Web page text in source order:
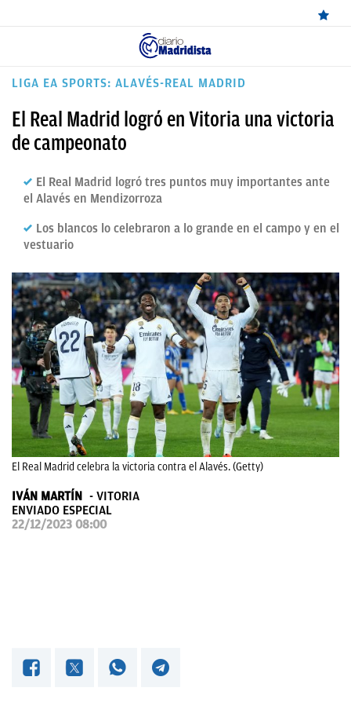
ÚLTIMAS
REAL
BALONCESTO
CANTERA
DIRECTO
FEMENINO
PAPARAZZI
OKDIARIO
LIGA EA SPORTS: ALAVÉS-REAL MADRID
El Real Madrid logró en Vitoria una victoria
de campeonato
El Real Madrid logró tres puntos muy importantes ante
el Alavés en Mendizorroza
Los blancos lo celebraron a lo grande en el campo y en el
vestuario
El Real Madrid celebra la victoria contra el Alavés. (Getty)
IVÁN MARTÍN
VITORIA
ENVIADO ESPECIAL
22/12/2023 08:00